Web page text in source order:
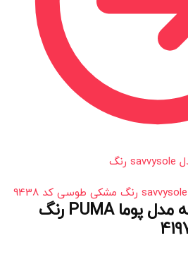
کتانی اسپرت مردانه مدل پوما PUMA رنگ